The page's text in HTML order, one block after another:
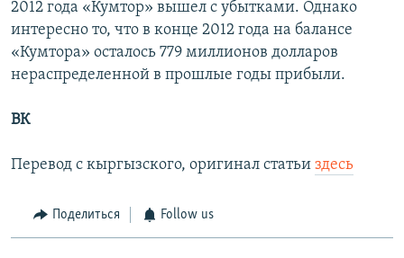
2012 года «Кумтор» вышел с убытками. Однако
интересно то, что в конце 2012 года на балансе
«Кумтора» осталось 779 миллионов долларов
нераспределенной в прошлые годы прибыли.
ВК
Перевод с кыргызского, оригинал статьи здесь
Поделиться Follow us